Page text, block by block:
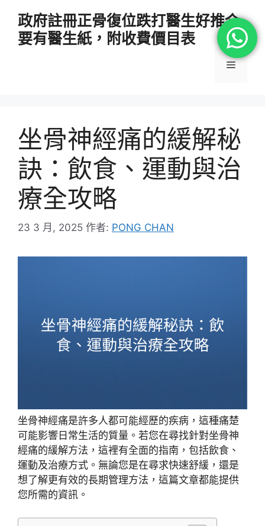
政府註冊正骨復位跌打醫生好推介
要有醫生紙，附收費價目表
選
坐骨神經痛的緩解秘
訣：飲食、運動與治
療全攻略
23 3 月, 2025 作者: PONG CHAN
坐骨神經痛是許多人都可能經歷的疾病，這種痛楚
可能影響日常生活的質量。若您在尋找針對坐骨神
經痛的緩解方法，這裡有全面的指南，包括飲食、
運動及治療方式。無論您是在尋求快速舒緩，還是
想了解更有效的長期管理方法，這篇文章都能提供
您所需的資訊。